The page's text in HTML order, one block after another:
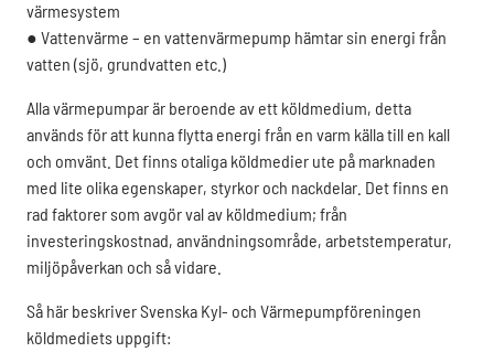
värmesystem
● Vattenvärme – en vattenvärmepump hämtar sin energi från
vatten (sjö, grundvatten etc.)
Alla värmepumpar är beroende av ett köldmedium, detta
används för att kunna flytta energi från en varm källa till en kall
och omvänt. Det finns otaliga köldmedier ute på marknaden
med lite olika egenskaper, styrkor och nackdelar. Det finns en
rad faktorer som avgör val av köldmedium; från
investeringskostnad, användningsområde, arbetstemperatur,
miljöpåverkan och så vidare.
Så här beskriver Svenska Kyl- och Värmepumpföreningen
köldmediets uppgift: